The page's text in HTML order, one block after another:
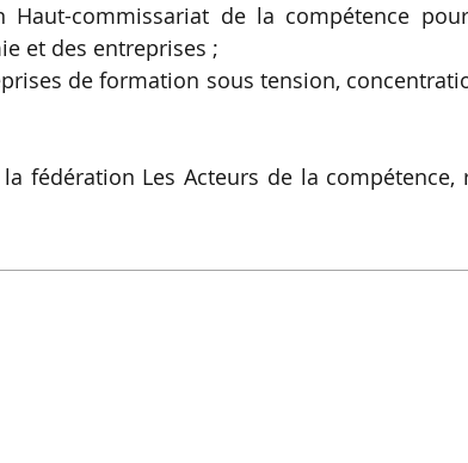
commissariat de la compétence
et des entreprises ;
de formation sous tension,
fédération Les Acteurs de la compétence,